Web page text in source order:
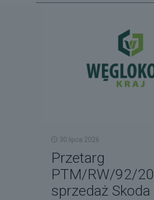
30 lipca 2026
Przetarg
PTM/RW/92/
sprzedaż Skoda